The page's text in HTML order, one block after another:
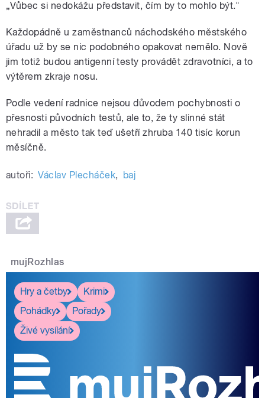
„Vůbec si nedokážu představit, čím by to mohlo být."
Každopádně u zaměstnanců náchodského městského
úřadu už by se nic podobného opakovat nemělo. Nově
jim totiž budou antigenní testy provádět zdravotníci, a to
výtěrem zkraje nosu.
Podle vedení radnice nejsou důvodem pochybnosti o
přesnosti původních testů, ale to, že ty slinné stát
nehradil a město tak teď ušetří zhruba 140 tisíc korun
měsíčně.
autoři: Václav Plecháček, baj
mujRozhlas
Hry a četby
Krimi
Pohádky
Pořady
Živé vysílání